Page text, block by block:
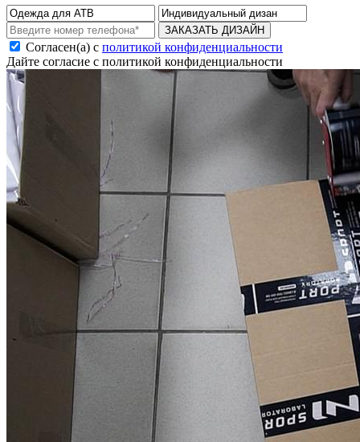
ЗАКАЗАТЬ ДИЗАЙН
Согласен(а) с политикой конфиденциальности
Дайте согласие с политикой конфиденциальности